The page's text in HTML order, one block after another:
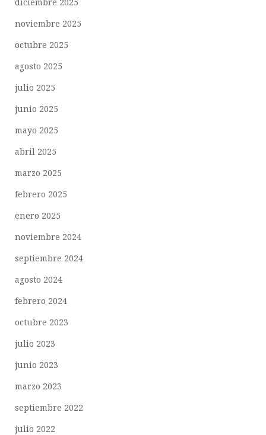
noviembre 2025
octubre 2025
agosto 2025
julio 2025
junio 2025
mayo 2025
abril 2025
marzo 2025
febrero 2025
enero 2025
noviembre 2024
septiembre 2024
agosto 2024
febrero 2024
octubre 2023
julio 2023
junio 2023
marzo 2023
septiembre 2022
julio 2022